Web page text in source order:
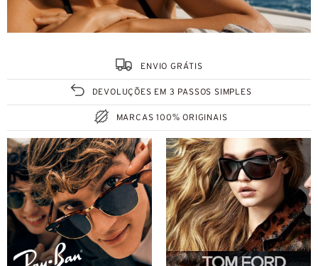
ENVIO GRÁTIS
DEVOLUÇÕES EM 3 PASSOS SIMPLES
MARCAS 100% ORIGINAIS